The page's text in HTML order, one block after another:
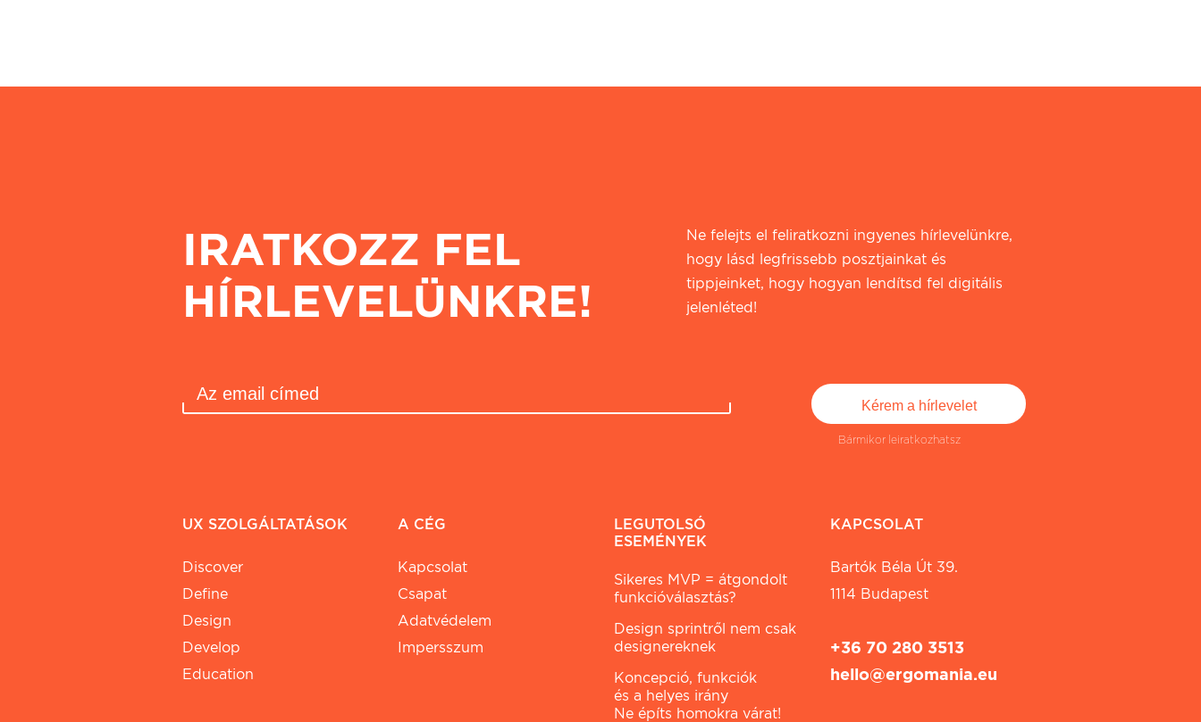
IRATKOZZ FEL
HÍRLEVELÜNKRE!
Ne felejts el feliratkozni ingyenes hírlevelünkre,
hogy lásd legfrissebb posztjainkat és
tippjeinket, hogy hogyan lendítsd fel digitális
jelenléted!
Bármikor leiratkozhatsz
UX SZOLGÁLTATÁSOK
Discover
Define
Design
Develop
Education
A CÉG
Kapcsolat
Csapat
Adatvédelem
Impersszum
LEGUTOLSÓ
ESEMÉNYEK
Sikeres MVP = átgondolt
funkcióválasztás?
Design sprintről nem csak
designereknek
Koncepció, funkciók
és a helyes irány
Ne építs homokra várat!
KAPCSOLAT
Bartók Béla Út 39.
1114 Budapest
+36 70 280 3513
hello@ergomania.eu